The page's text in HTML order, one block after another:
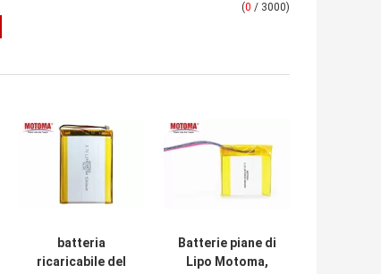
(0 / 3000)
batteria
ricaricabile del
Batterie piane di
Lipo Motoma,